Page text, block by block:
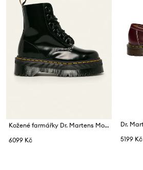
Kožené farmářky Dr. Martens Molly
6099 Kč
5199 Kč